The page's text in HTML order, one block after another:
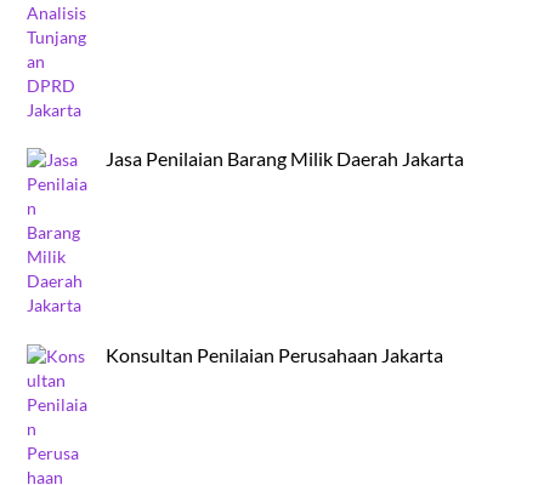
Jasa Penilaian Barang Milik Daerah Jakarta
Konsultan Penilaian Perusahaan Jakarta